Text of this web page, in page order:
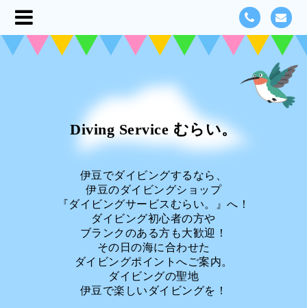
Diving Service むらい。
伊豆でダイビングするなら、
伊豆のダイビングショップ
『ダイビングサービスむらい。』へ！
ダイビング初心者の方や
ブランクのある方も大歓迎！
その日の海に合わせた
ダイビングポイントへご案内。
ダイビングの聖地
伊豆で楽しいダイビングを！